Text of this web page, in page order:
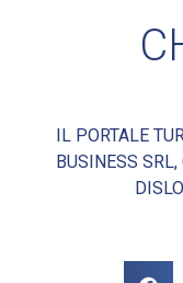
IL PORTALE
BUSINESS